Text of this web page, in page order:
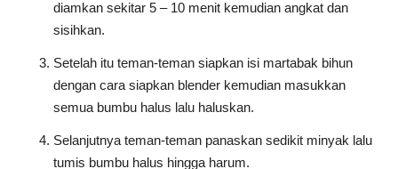
diamkan sekitar 5 – 10 menit kemudian angkat dan
sisihkan.
Setelah itu teman-teman siapkan isi martabak bihun
dengan cara siapkan blender kemudian masukkan
semua bumbu halus lalu haluskan.
Selanjutnya teman-teman panaskan sedikit minyak lalu
tumis bumbu halus hingga harum.